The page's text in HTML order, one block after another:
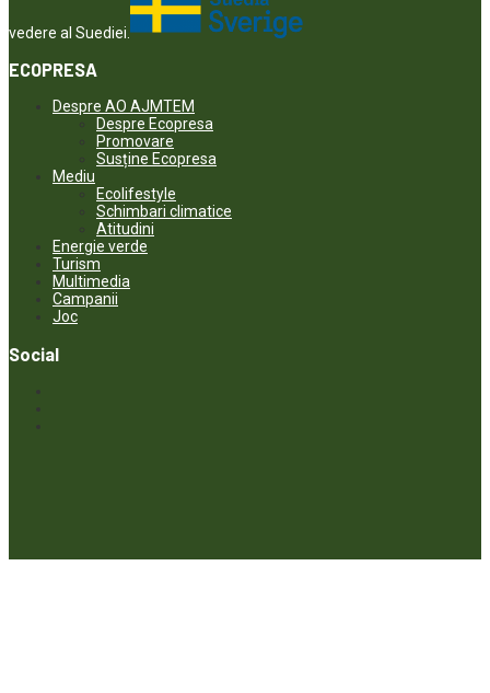
vedere al Suediei.
ECOPRESA
Despre AO AJMTEM
Despre Ecopresa
Promovare
Susține Ecopresa
Mediu
Ecolifestyle
Schimbari climatice
Atitudini
Energie verde
Turism
Multimedia
Campanii
Joc
Social